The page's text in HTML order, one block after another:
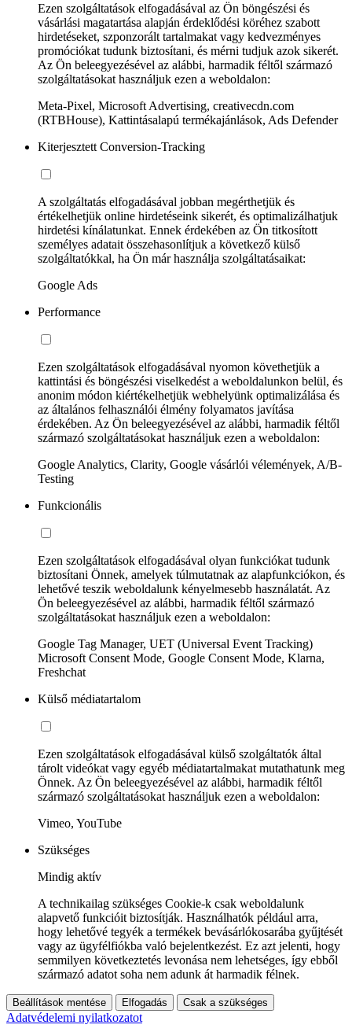
Ezen szolgáltatások elfogadásával az Ön böngészési és
vásárlási magatartása alapján érdeklődési köréhez szabott
hirdetéseket, szponzorált tartalmakat vagy kedvezményes
promóciókat tudunk biztosítani, és mérni tudjuk azok sikerét.
Az Ön beleegyezésével az alábbi, harmadik féltől származó
szolgáltatásokat használjuk ezen a weboldalon:
Meta-Pixel, Microsoft Advertising, creativecdn.com
(RTBHouse), Kattintásalapú termékajánlások, Ads Defender
Kiterjesztett Conversion-Tracking
A szolgáltatás elfogadásával jobban megérthetjük és
értékelhetjük online hirdetéseink sikerét, és optimalizálhatjuk
hirdetési kínálatunkat. Ennek érdekében az Ön titkosított
személyes adatait összehasonlítjuk a következő külső
szolgáltatókkal, ha Ön már használja szolgáltatásaikat:
Google Ads
Performance
Ezen szolgáltatások elfogadásával nyomon követhetjük a
kattintási és böngészési viselkedést a weboldalunkon belül, és
anonim módon kiértékelhetjük webhelyünk optimalizálása és
az általános felhasználói élmény folyamatos javítása
érdekében. Az Ön beleegyezésével az alábbi, harmadik féltől
származó szolgáltatásokat használjuk ezen a weboldalon:
Google Analytics, Clarity, Google vásárlói vélemények, A/B-
Testing
Funkcionális
Ezen szolgáltatások elfogadásával olyan funkciókat tudunk
biztosítani Önnek, amelyek túlmutatnak az alapfunkciókon, és
lehetővé teszik weboldalunk kényelmesebb használatát. Az
Ön beleegyezésével az alábbi, harmadik féltől származó
szolgáltatásokat használjuk ezen a weboldalon:
Google Tag Manager, UET (Universal Event Tracking)
Microsoft Consent Mode, Google Consent Mode, Klarna,
Freshchat
Külső médiatartalom
Ezen szolgáltatások elfogadásával külső szolgáltatók által
tárolt videókat vagy egyéb médiatartalmakat mutathatunk meg
Önnek. Az Ön beleegyezésével az alábbi, harmadik féltől
származó szolgáltatásokat használjuk ezen a weboldalon:
Vimeo, YouTube
Szükséges
Mindig aktív
A technikailag szükséges Cookie-k csak weboldalunk
alapvető funkcióit biztosítják. Használhatók például arra,
hogy lehetővé tegyék a termékek bevásárlókosarába gyűjtését
vagy az ügyfélfiókba való bejelentkezést. Ez azt jelenti, hogy
semmilyen következtetés levonása nem lehetséges, így ebből
származó adatot soha nem adunk át harmadik félnek.
Beállítások mentése Elfogadás Csak a szükséges
Adatvédelemi nyilatkozatot